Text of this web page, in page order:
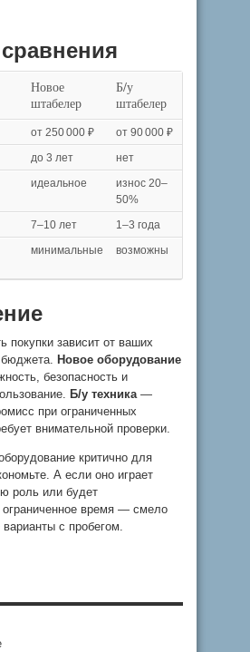
Новое
штабелер
Б/у
штабелер
от 250 000 ₽
от 90 000 ₽
до 3 лет
нет
идеальное
износ 20–
50%
7–10 лет
1–3 года
минимальные возможны
покупки зависит от ваших
бюджета. Новое оборудование
безопасность и
Б/у техника—
при ограниченных
внимательной проверки.
критично для
А если оно играет
роль или будет
ограниченное время — смело
с пробегом.